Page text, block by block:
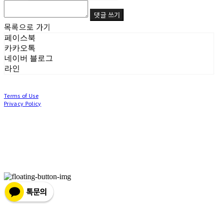
댓글 쓰기
목록으로 가기
페이스북
카카오톡
네이버 블로그
라인
Terms of Use
Privacy Policy